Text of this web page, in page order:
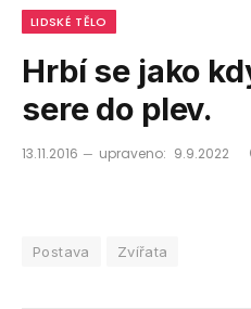
LIDSKÉ TĚLO
Hrbí se jako
sere do plev.
13.11.2016 upraveno: 9.9.2022
Postava Zvířata